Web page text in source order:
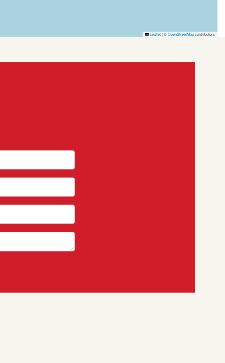
Leaflet|©OpenStreetMapcontributors